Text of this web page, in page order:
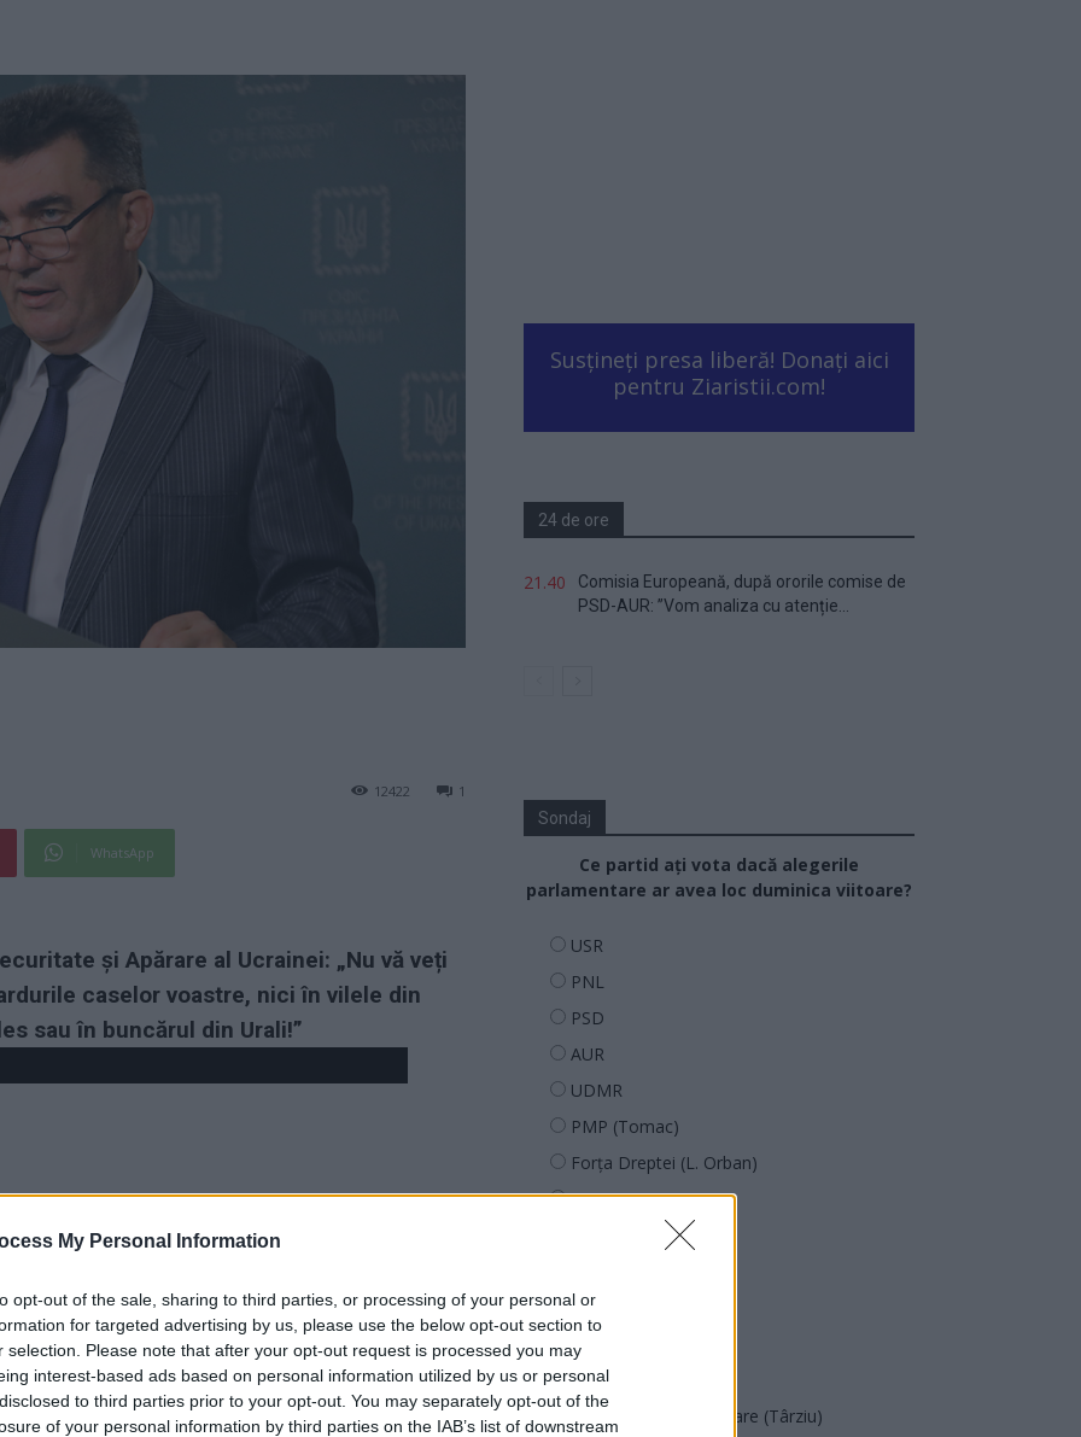
My Personal Information
opt-out of the sale, sharing to third parties, or processing of your personal or
for targeted advertising by us, please use the below opt-out section to
selection. Please note that after your opt-out request is processed you may
interest-based ads based on personal information utilized by us or personal
to third parties prior to your opt-out. You may separately opt-out of the
of your personal information by third parties on the IAB’s list of downstream
1
12422
WhatsApp
și Apărare al Ucrainei: „Nu vă veți
caselor voastre, nici în vilele din
sau în buncărul din Urali!”
Susțineți presa liberă! Donați aici
pentru Ziaristii.com!
24 de ore
21.40
Comisia Europeană, după ororile comise de
PSD-AUR: ”Vom analiza cu atenție...
Sondaj
Ce partid ați vota dacă alegerile
parlamentare ar avea loc duminica viitoare?
USR
PNL
PSD
AUR
UDMR
PMP (Tomac)
Forța Dreptei (L. Orban)
PNȚMM
SOS (Șoșoacă)
POT (Gavrilă)
PACE (Peia)
Acțiunea Conservatoare (Târziu)